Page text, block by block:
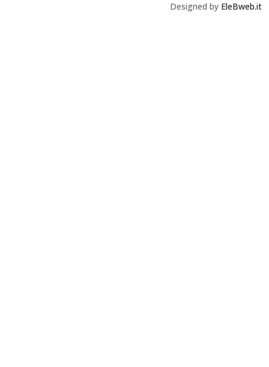
Designed by EleBweb.it